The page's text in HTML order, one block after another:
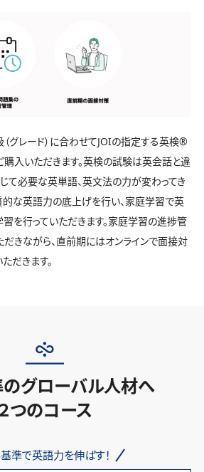
グレード）に合わせてJOIの指定する英検®️
入いただきます。英検の試験は英会話と違
て必要な英単語、英文法の力が変わってき
的な英語力の底上げを行い、家庭学習で英
を行っていただきます。家庭学習の進捗管
だきながら、直前期にはオンラインで面接対
だきます。
グローバル人材へ
つのコース
準で英語力を伸ばす！